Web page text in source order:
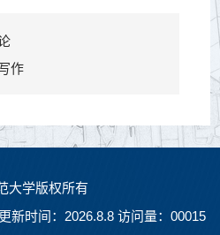
作
大学版权所有
新时间： 2026.8.8 访问量： 00015